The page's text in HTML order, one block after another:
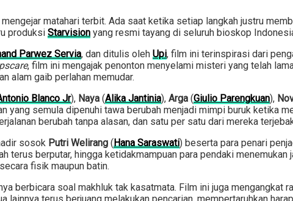
matahari terbit. Ada saat ketika setiap langkah justru
produksi Starvision yang resmi tayang di seluruh bioskop
Parwez Servia, dan ditulis oleh Upi, film ini terinspirasi dari
, film ini mengajak penonton menyelami misteri yang telah
alam gaib perlahan memudar.
Blanco Jr), Naya (Alika Jantinia), Arga (Giulio Parengkuan),
yang semula dipenuhi tawa berubah menjadi mimpi buruk ketika
berubah tanpa alasan, dan satu per satu dari mereka
sosok Putri Welirang (Hana Saraswati) beserta para penari
terus berputar, hingga ketidakmampuan para pendaki
fisik maupun batin.
berbicara soal makhluk tak kasatmata. Film ini juga